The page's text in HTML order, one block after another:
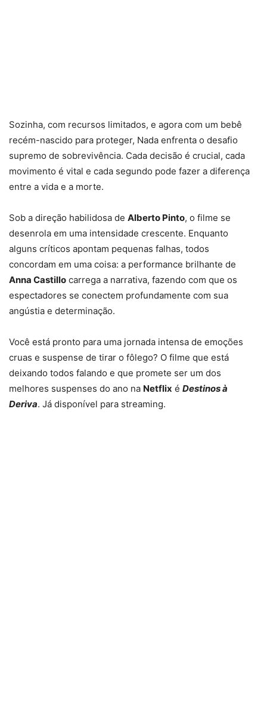
Sozinha, com recursos limitados, e agora com um bebê
recém-nascido para proteger, Nada enfrenta o desafio
supremo de sobrevivência. Cada decisão é crucial, cada
movimento é vital e cada segundo pode fazer a diferença
entre a vida e a morte.
Sob a direção habilidosa de Alberto Pinto, o filme se
desenrola em uma intensidade crescente. Enquanto
alguns críticos apontam pequenas falhas, todos
concordam em uma coisa: a performance brilhante de
Anna Castillo carrega a narrativa, fazendo com que os
espectadores se conectem profundamente com sua
angústia e determinação.
Você está pronto para uma jornada intensa de emoções
cruas e suspense de tirar o fôlego? O filme que está
deixando todos falando e que promete ser um dos
melhores suspenses do ano na Netflix é Destinos à
Deriva. Já disponível para streaming.